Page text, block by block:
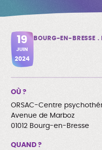
19
JUIN
2024
BOURG-EN-BRESSE
OÙ ?
ORSAC-Centre
Avenue de Marboz
01012 Bourg-en-Bresse
QUAND ?